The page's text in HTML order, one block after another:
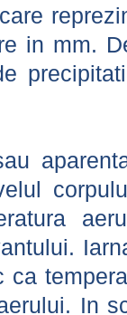
in mm.
ca
In